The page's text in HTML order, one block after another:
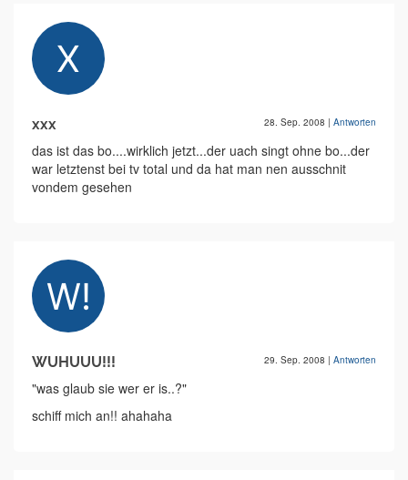
xxx 28. Sep. 2008 | Antworten
das ist das bo....wirklich jetzt...der uach singt ohne bo...der
war letztenst bei tv total und da hat man nen ausschnit
vondem gesehen
WUHUUU!!! 29. Sep. 2008 | Antworten
"was glaub sie wer er is..?"
schiff mich an!! ahahaha